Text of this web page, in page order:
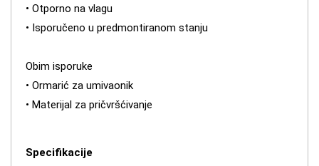
• Otporno na vlagu
• Isporučeno u predmontiranom stanju
Obim isporuke
• Ormarić za umivaonik
• Materijal za pričvršćivanje
Specifikacije